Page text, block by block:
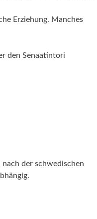
Erziehung. Manches
den Senaatintori
der schwedischen